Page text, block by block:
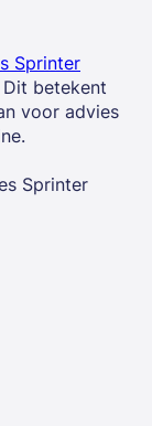
Sprinter
betekent
voor advies
Sprinter